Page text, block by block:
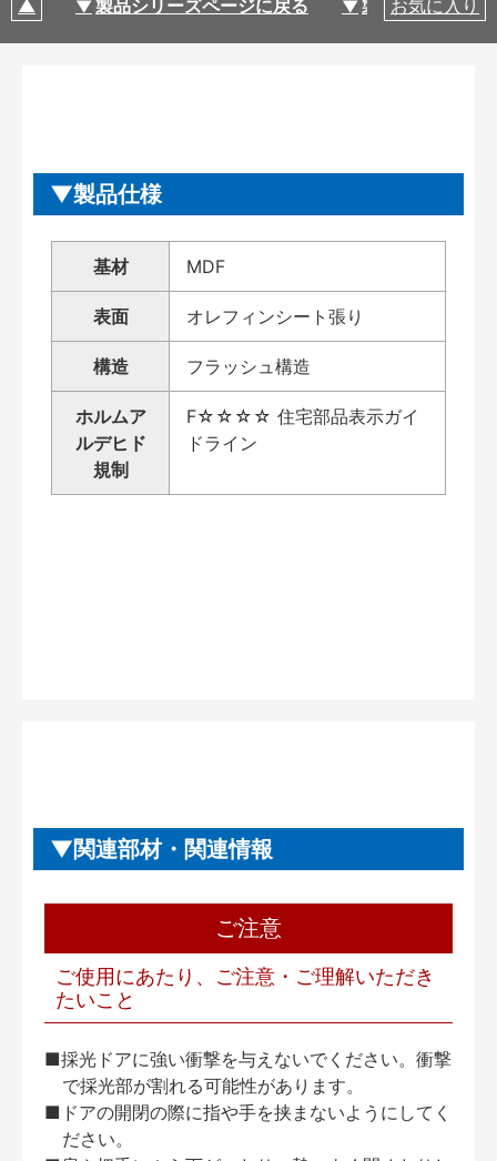
製品シリーズページに戻る 製品仕様
お気に入り
製品仕様
基材 MDF
表面 オレフィンシート張り
構造 フラッシュ構造
ホルムア
ルデヒド
規制
F☆☆☆☆ 住宅部品表示ガイ
ドライン
関連部材・関連情報
ご注意
ご使用にあたり、ご注意・ご理解いただき
たいこと
■採光ドアに強い衝撃を与えないでください。衝撃
で採光部が割れる可能性があります。
■ドアの開閉の際に指や手を挟まないようにしてく
ださい。